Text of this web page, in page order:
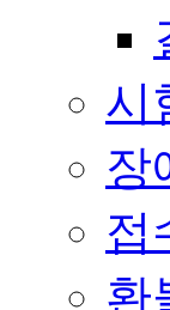
시
장
접
환